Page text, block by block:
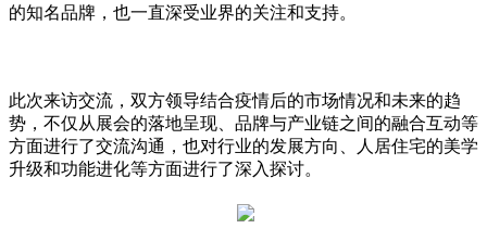
的知名品牌，也一直深受业界的关注和支持。
此次来访交流，双方领导结合疫情后的市场情况和未来的趋
势，不仅从展会的落地呈现、品牌与产业链之间的融合互动等
方面进行了交流沟通，也对行业的发展方向、人居住宅的美学
升级和功能进化等方面进行了深入探讨。